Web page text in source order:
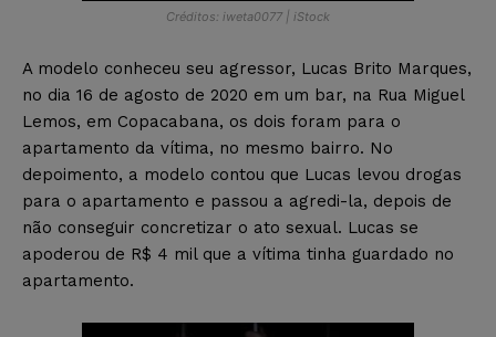
Créditos: iweta0077 | iStock
A modelo conheceu seu agressor, Lucas Brito Marques,
no dia 16 de agosto de 2020 em um bar, na Rua Miguel
Lemos, em Copacabana, os dois foram para o
apartamento da vítima, no mesmo bairro. No
depoimento, a modelo contou que Lucas levou drogas
para o apartamento e passou a agredi-la, depois de
não conseguir concretizar o ato sexual. Lucas se
apoderou de R$ 4 mil que a vítima tinha guardado no
apartamento.